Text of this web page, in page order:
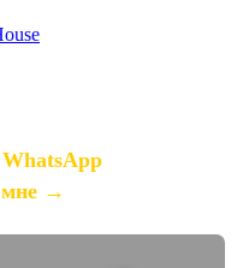
мне →